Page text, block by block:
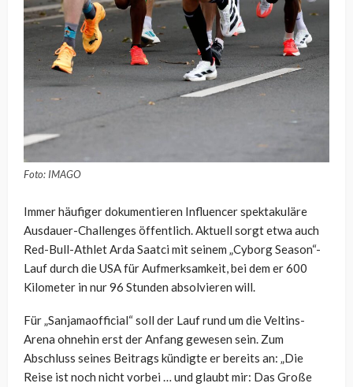
Foto: IMAGO
Immer häufiger dokumentieren Influencer spektakuläre
Ausdauer-Challenges öffentlich. Aktuell sorgt etwa auch
Red-Bull-Athlet Arda Saatci mit seinem „Cyborg Season“-
Lauf durch die USA für Aufmerksamkeit, bei dem er 600
Kilometer in nur 96 Stunden absolvieren will.
Für „Sanjamaofficial“ soll der Lauf rund um die Veltins-
Arena ohnehin erst der Anfang gewesen sein. Zum
Abschluss seines Beitrags kündigte er bereits an: „Die
Reise ist noch nicht vorbei … und glaubt mir: Das Große